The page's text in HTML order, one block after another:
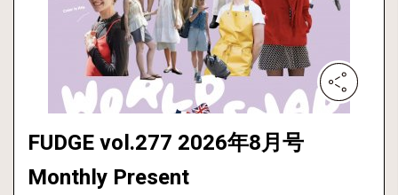
FUDGE vol.277 2026年8月号
Monthly Present